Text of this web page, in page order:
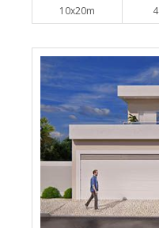
10x20m 4